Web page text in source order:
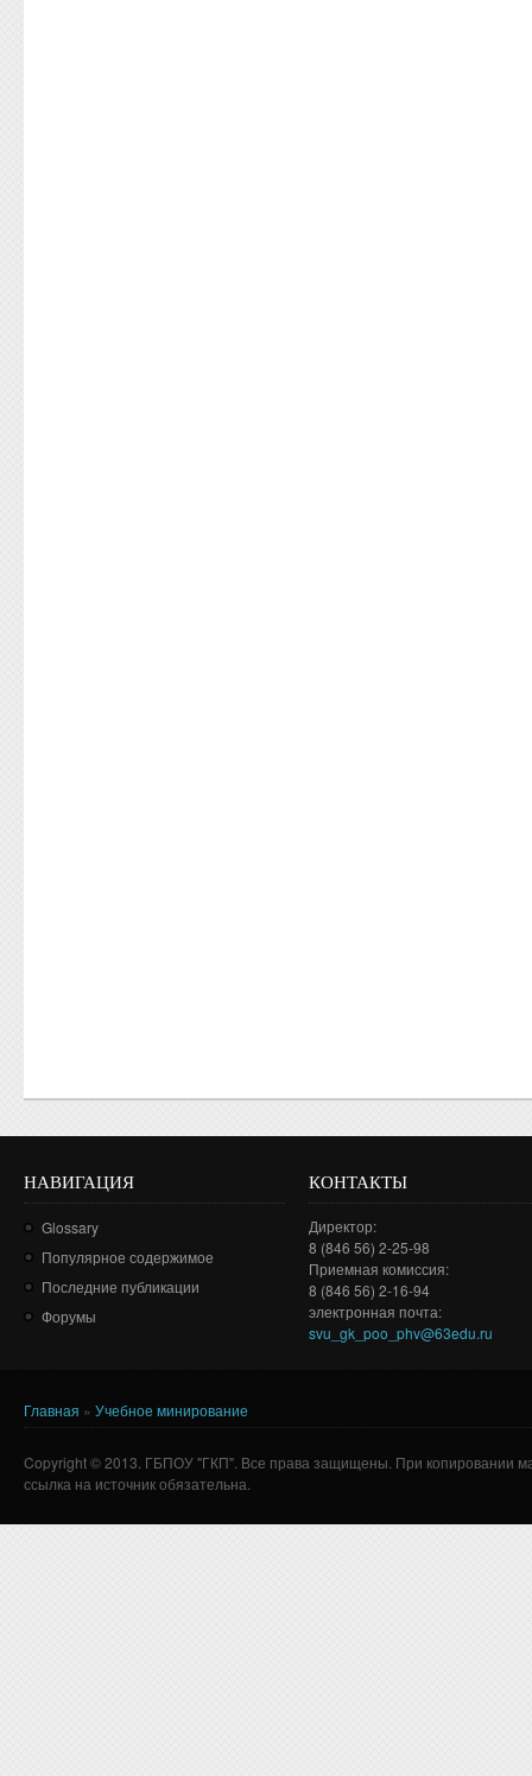
НАВИГАЦИЯ
Glossary
Популярное содержимое
Последние публикации
Форумы
КОНТАКТЫ
Директор:
8 (846 56) 2-25-98
Приемная комиссия:
8 (846 56) 2-16-94
электронная почта:
svu_gk_poo_phv@63edu.ru
Вы здесь
Главная » Учебное минирование
Copyright © 2013. ГБПОУ "ГКП". Все права защищены. При копировании
ссылка на источник обязательна.